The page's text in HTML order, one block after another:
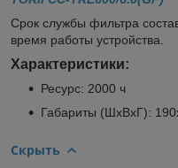
Срок службы фильтра
время работы устройства.
Характеристики:
Ресурс: 2000 ч
Габариты (ШхВхГ):
Скрыть